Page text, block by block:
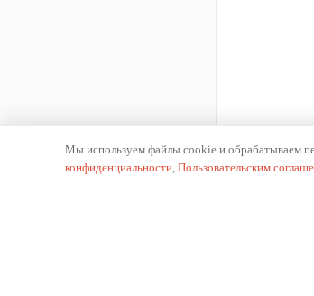
Мы используем файлы cookie и обрабатываем
конфиденциальности, Пользовательским